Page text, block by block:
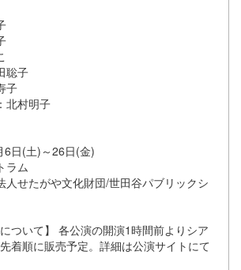
聡子
子
北村明子
6日(土)～26日(金)
ラム
人せたがや文化財団/世田谷パブリックシ
ついて】 各公演の開演1時間前よりシア
着順に販売予定。詳細は公演サイトにて